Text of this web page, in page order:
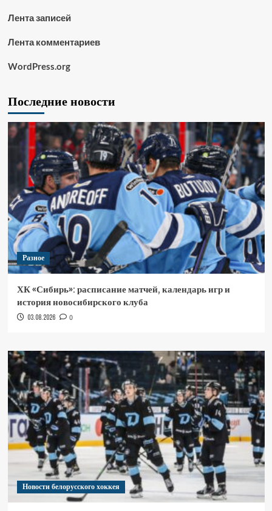
Лента записей
Лента комментариев
WordPress.org
Последние новости
Разное
ХК «Сибирь»: расписание матчей, календарь игр и
история новосибирского клуба
03.08.2026 0
Новости белорусского хоккея